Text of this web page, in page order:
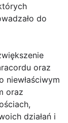
do
oraz
niewłaściwym
oraz
działań i